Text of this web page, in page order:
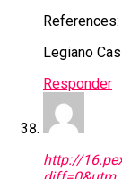
References:
Legiano
Responder
http://